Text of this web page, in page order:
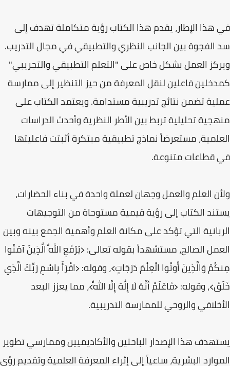
في هذا الإطار، يقدم هذا الكتاب رؤية متكاملة تهدف إلى
سد الفجوة بين الجانب النظري والتطبيقي في مجال التدريب.
ويركز العمل بشكل خاص على "التعلم التطبيقي والتجريبي"
كمدخلين فاعلين لنقل المعرفة من حيز التنظير إلى ممارسة
عملية تضمن نتائج تدريبية مستدامة. ويعتمد الكتاب على
منهجية تحليلية تربط بين الأطر النظرية وأحدث الدراسات
العلمية، مستعرضاً نماذج تطبيقية مبتكرة أثبتت فاعليتها
في قطاعات متنوعة.
ولأن العلم والعمل وجهان لعملة واحدة في بناء الحضارات،
يستند الكتاب إلى رؤية قيمية مستوحاة من التوجيهات
الربانية التي تؤكد على مكانة العلم وأهمية الجمع بينه وبين
العمل الصالح، مستشهداً بقوله تعالى: ﴿يَرْفَعِ اللَّهُ الَّذِينَ آمَنُوا
مِنكُمْ وَالَّذِينَ أُوتُوا الْعِلْمَ دَرَجَاتٍ﴾، وقوله: ﴿اقْرَأْ بِاسْمِ رَبِّكَ الَّذِي
خَلَقَ﴾، وقوله: ﴿فَاعْلَمْ أَنَّهُ لَا إِلَٰهَ إِلَّا اللَّهُ﴾، مما يعزز البعد
الأخلاقي والروحي للممارسة التدريبية.
يستهدف هذا الإصدار الباحثين والأكاديميين وممارسي تطوير
الموارد البشرية، ساعياً إلى إثراء المعرفة العلمية وتقديم رؤى